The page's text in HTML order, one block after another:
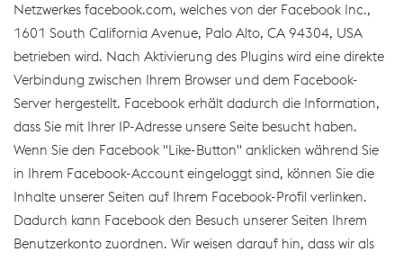
Netzwerkes facebook.com, welches von der Facebook Inc.,
1601 South California Avenue, Palo Alto, CA 94304, USA
betrieben wird. Nach Aktivierung des Plugins wird eine direkte
Verbindung zwischen Ihrem Browser und dem Facebook-
Server hergestellt. Facebook erhält dadurch die Information,
dass Sie mit Ihrer IP-Adresse unsere Seite besucht haben.
Wenn Sie den Facebook "Like-Button" anklicken während Sie
in Ihrem Facebook-Account eingeloggt sind, können Sie die
Inhalte unserer Seiten auf Ihrem Facebook-Profil verlinken.
Dadurch kann Facebook den Besuch unserer Seiten Ihrem
Benutzerkonto zuordnen. Wir weisen darauf hin, dass wir als